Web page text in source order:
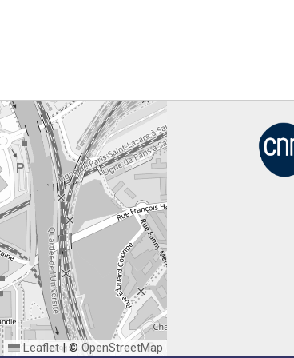
Leaflet |© OpenStreetMap